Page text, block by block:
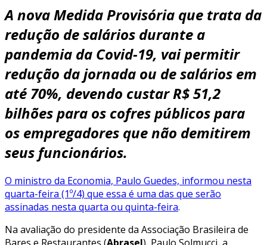
A novaMedida Provisória que trata da
redução de salários durante a
pandemia da Covid-19, vai permitir
redução da jornada ou de salários em
até 70%, devendo custar R$ 51,2
bilhões para os cofres públicos para
os empregadores que não demitirem
seus funcionários.
O ministro da Economia, Paulo Guedes, informou nesta
quarta-feira (1º/4) que essa é uma das que serão
assinadas nesta quarta ou quinta-feira.
Na avaliação do presidente da Associação Brasileira de